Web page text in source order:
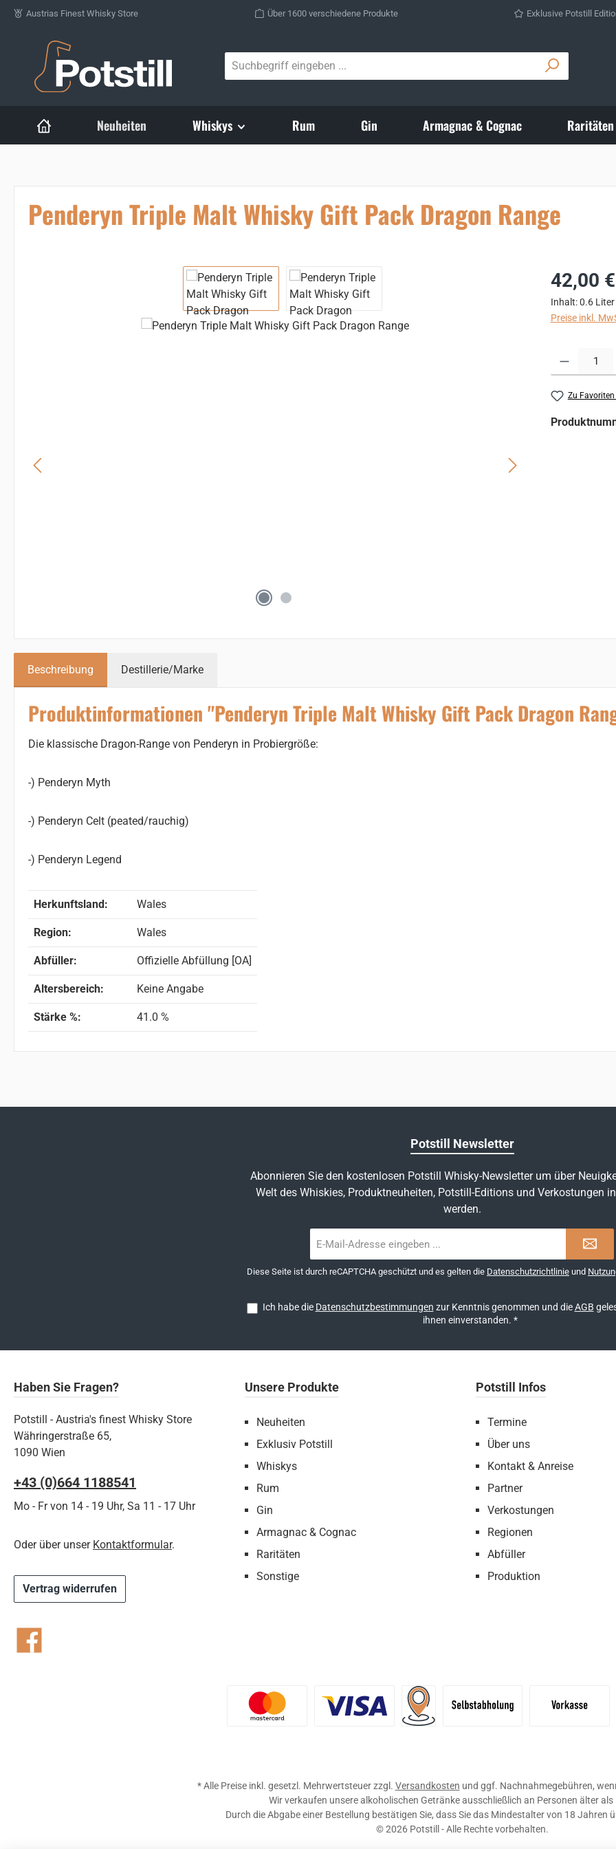
Zum Hauptinhalt springen
Austrias Finest Whisky Store Über 1600 verschiedene Produkte Exklusive Potstill
Neuheiten Whiskys Rum Gin Armagnac & Cognac Raritäten
Penderyn Triple Malt Whisky Gift Pack Dragon Range
Regulärer
42,00 €
Inhalt:0.6 Liter
Preise inkl.
Zu
Beschreibung Destillerie/Marke
Produktinformationen "Penderyn Triple Malt Whisky Gift Pack Dragon
Die klassische Dragon-Range von Penderyn in Probiergröße:
-) Penderyn Myth
-) Penderyn Celt (peated/rauchig)
-) Penderyn Legend
Herkunftsland: Wales
Region: Wales
Abfüller: Offizielle Abfüllung [OA]
Altersbereich: Keine Angabe
Stärke %: 41.0 %
Potstill Newsletter
Abonnieren Sie den kostenlosen Potstill Whisky-Newsletter um über
Welt des Whiskies, Produktneuheiten, Potstill-Editions und Verkostungen
werden.
Mail-
Diese Seite ist durch reCAPTCHA geschützt und es gelten die Datenschutzrichtlinie und
Ich habe die Datenschutzbestimmungen zur Kenntnis genommen und dieAGB
ihnen einverstanden. *
Haben Sie Fragen?
Potstill - Austria's finest Whisky Store
Währingerstraße 65,
1090 Wien
+43 (0)664 1188541‬
Mo - Fr von 14 - 19 Uhr, Sa 11 - 17 Uhr
Oder über unser Kontaktformular.
Vertrag widerrufen
Facebook
Unsere Produkte
Neuheiten
Exklusiv Potstill
Whiskys
Rum
Gin
Armagnac & Cognac
Raritäten
Sonstige
Potstill Infos
Termine
Über uns
Kontakt & Anreise
Partner
Verkostungen
Regionen
Abfüller
Produktion
* Alle Preise inkl. gesetzl. Mehrwertsteuer zzgl. Versandkosten und ggf. Nachnahmegebühren,
Wir verkaufen unsere alkoholischen Getränke ausschließlich an Personen älter
Durch die Abgabe einer Bestellung bestätigen Sie, dass Sie das Mindestalter von 18 Jahren
© 2026 Potstill - Alle Rechte vorbehalten.